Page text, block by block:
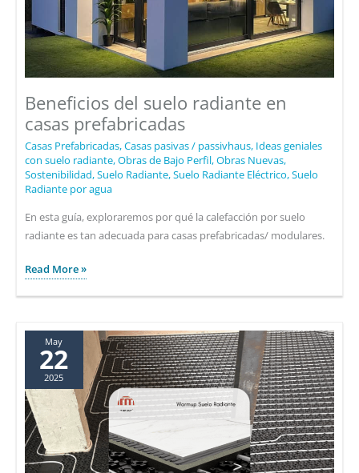
la
eficiencia
del
radiante
Beneficios del suelo radiante en
casas prefabricadas
Casas Prefabricadas,Casas pasivas / passivhaus, Ideas geniales
con suelo radiante,Obras de Bajo Perfil,Obras Nuevas,
Sostenibilidad,Suelo Radiante,Suelo Radiante Eléctrico,Suelo
Radiante por agua
En esta guía, exploraremos por qué la calefacción por suelo
radiante es tan adecuada para casas prefabricadas/ modulares.
Beneficios
casas
prefabricadas
Read More »
May
22
2025